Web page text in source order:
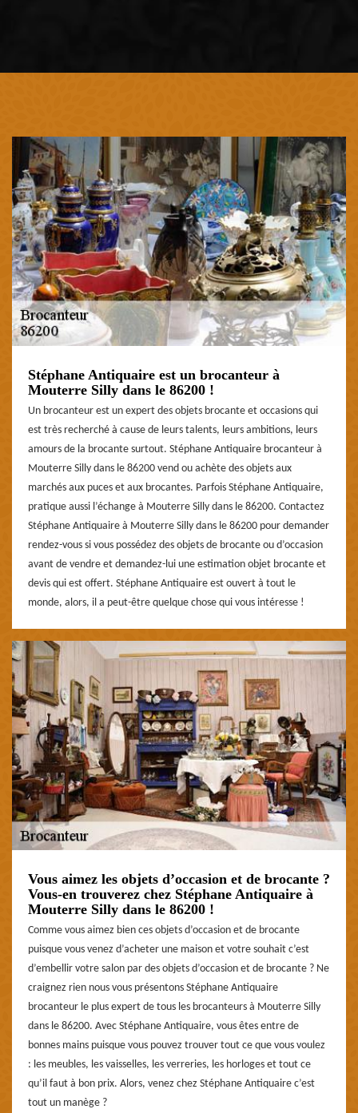
Stéphane Antiquaire est un brocanteur à
Mouterre Silly dans le 86200 !
Un brocanteur est un expert des objets brocante et occasions qui
est très recherché à cause de leurs talents, leurs ambitions, leurs
amours de la brocante surtout. Stéphane Antiquaire brocanteur à
Mouterre Silly dans le 86200 vend ou achète des objets aux
marchés aux puces et aux brocantes. Parfois Stéphane Antiquaire,
pratique aussi l’échange à Mouterre Silly dans le 86200. Contactez
Stéphane Antiquaire à Mouterre Silly dans le 86200 pour demander
rendez-vous si vous possédez des objets de brocante ou d’occasion
avant de vendre et demandez-lui une estimation objet brocante et
devis qui est offert. Stéphane Antiquaire est ouvert à tout le
monde, alors, il a peut-être quelque chose qui vous intéresse !
Vous aimez les objets d’occasion et de brocante ?
Vous-en trouverez chez Stéphane Antiquaire à
Mouterre Silly dans le 86200 !
Comme vous aimez bien ces objets d’occasion et de brocante
puisque vous venez d’acheter une maison et votre souhait c’est
d’embellir votre salon par des objets d’occasion et de brocante ? Ne
craignez rien nous vous présentons Stéphane Antiquaire
brocanteur le plus expert de tous les brocanteurs à Mouterre Silly
dans le 86200. Avec Stéphane Antiquaire, vous êtes entre de
bonnes mains puisque vous pouvez trouver tout ce que vous voulez
: les meubles, les vaisselles, les verreries, les horloges et tout ce
qu’il faut à bon prix. Alors, venez chez Stéphane Antiquaire c’est
tout un manège ?